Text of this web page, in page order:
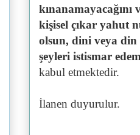
kınanamayacağını
kişisel çıkar yahut
olsun, dini veya din
şeyleri istismar
kabul etmektedir.
İlanen duyurulur.